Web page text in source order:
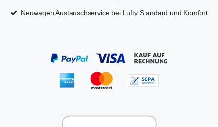
Neuwagen Austauschservice bei Lufty Standard und Komfort